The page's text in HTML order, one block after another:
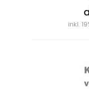
inkl.